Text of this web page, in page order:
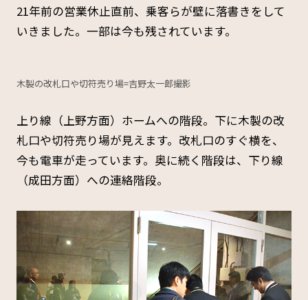
21年前の営業休止直前、乗客らが壁に落書きをして
いきました。一部は今も残されています。
木製の改札口や切符売り場=吉野太一郎撮影
上り線（上野方面）ホームへの階段。下に木製の改
札口や切符売り場が見えます。改札口のすぐ横を、
今も電車が走っています。奥に続く階段は、下り線
（成田方面）への連絡階段。